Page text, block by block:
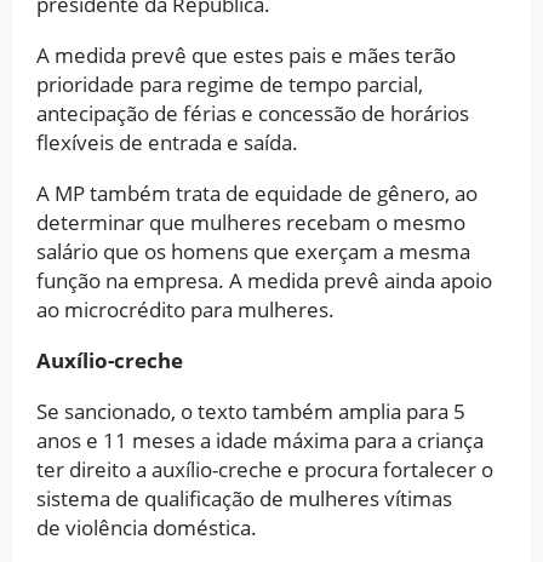
A medida prevê que estes pais e mães terão
prioridade para regime de tempo parcial,
antecipação de férias e concessão de horários
flexíveis de entrada e saída.
A MP também trata de equidade de gênero, ao
determinar que mulheres recebam o mesmo
salário que os homens que exerçam a mesma
função na empresa. A medida prevê ainda apoio
ao microcrédito para mulheres.
Auxílio-creche
Se sancionado, o texto também amplia para 5
anos e 11 meses a idade máxima para a criança
ter direito a auxílio-creche e procura fortalecer o
sistema de qualificação de mulheres vítimas
de violência doméstica.